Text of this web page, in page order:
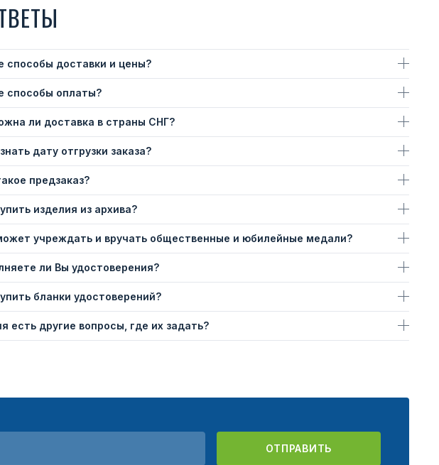
способы доставки и цены?
способы оплаты?
ли доставка в страны СНГ?
дату отгрузки заказа?
предзаказ?
изделия из архива?
учреждать и вручать общественные и юбилейные медали?
ли Вы удостоверения?
бланки удостоверений?
есть другие вопросы, где их задать?
ОТПРАВИТЬ